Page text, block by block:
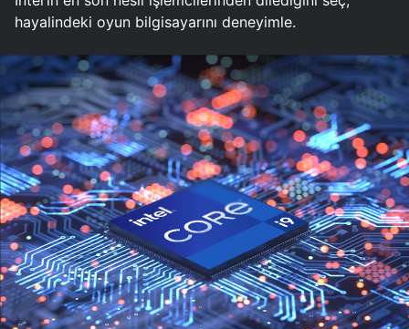
hayalindeki oyun bilgisayarını deneyimle.